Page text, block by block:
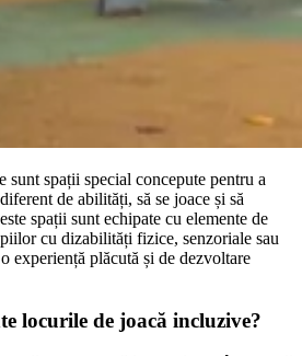
spații special concepute pentru a
de abilități, să se joace și să
spații sunt echipate cu elemente de
cu dizabilități fizice, senzoriale sau
experiență plăcută și de dezvoltare
locurile de joacă incluzive?